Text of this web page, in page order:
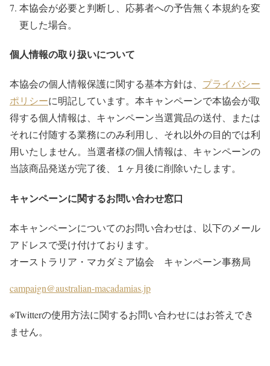
本協会が必要と判断し、応募者への予告無く本規約を変
更した場合。
個人情報の取り扱いについて
本協会の個人情報保護に関する基本方針は、 プライバシー
ポリシーに明記しています。本キャンペーンで本協会が取
得する個人情報は、キャンペーン当選賞品の送付、または
それに付随する業務にのみ利用し、それ以外の目的では利
用いたしません。当選者様の個人情報は、キャンペーンの
当該商品発送が完了後、１ヶ月後に削除いたします。
キャンペーンに関するお問い合わせ窓口
本キャンペーンについてのお問い合わせは、以下のメール
アドレスで受け付けております。
オーストラリア・マカダミア協会 キャンペーン事務局
campaign@australian-macadamias.jp
※Twitterの使用方法に関するお問い合わせにはお答えでき
ません。